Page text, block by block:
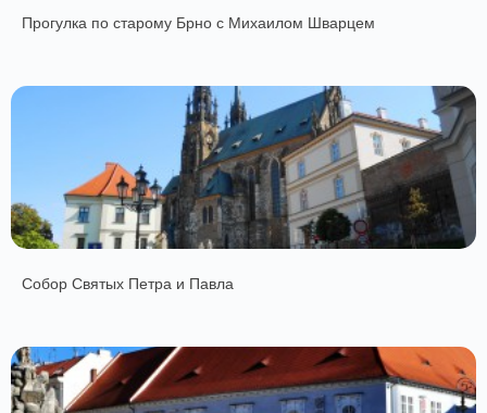
Прогулка по старому Брно с Михаилом Шварцем
Собор Святых Петра и Павла